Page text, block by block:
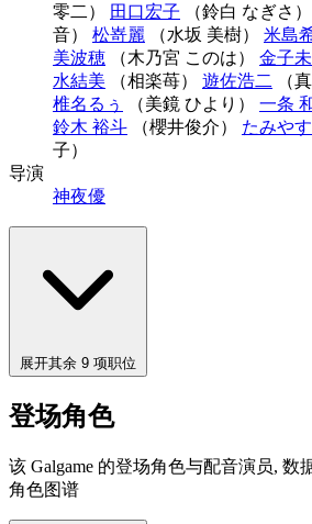
零二）
田口宏子 （鈴白 なぎさ）
音） 松嵜麗 （水坂 美樹） 米島
美波穂 （木乃宮 このは） 金子
水結美 （相楽苺） 遊佐浩二
（
椎名るぅ
（美鏡 ひより） 一条
鈴木 裕斗 （櫻井俊介） たみや
子）
导演
神夜優
展开其余 9 项职位
登场角色
该 Galgame 的登场角色与配音演员, 数
角色图谱